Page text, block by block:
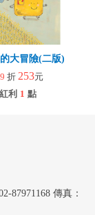
大冒險(二版)
折 253元
紅利 1 點
87971168 傳真：